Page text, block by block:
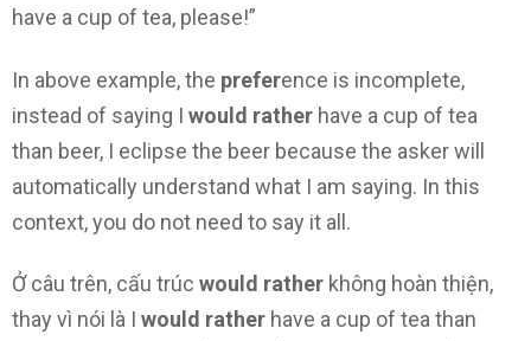
have a cup of tea, please!”
In above example, the preference is incomplete,
instead of saying I would rather have a cup of tea
than beer, I eclipse the beer because the asker will
automatically understand what I am saying. In this
context, you do not need to say it all.
Ở câu trên, cấu trúc would rather không hoàn thiện,
thay vì nói là I would rather have a cup of tea than